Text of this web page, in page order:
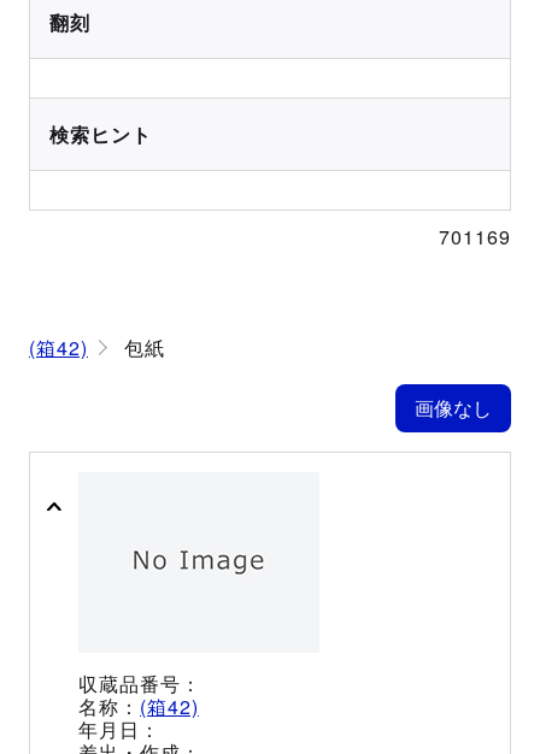
翻刻
検索ヒント
701169
(箱42) 包紙
(箱42)